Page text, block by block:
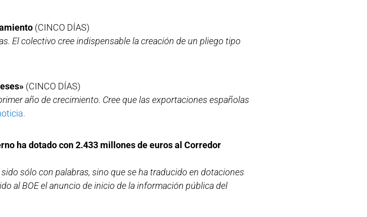
(CINCO DÍAS)
El colectivo cree indispensable la creación de un pliego tipo
(CINCO DÍAS)
año de crecimiento. Cree que las exportaciones españolas
ha dotado con 2.433 millones de euros al Corredor
sólo con palabras, sino que se ha traducido en dotaciones
al BOE el anuncio de inicio de la información pública del